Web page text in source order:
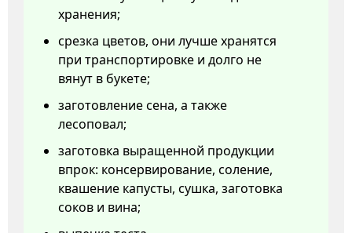
хранения;
срезка цветов, они лучше хранятся
при транспортировке и долго не
вянут в букете;
заготовление сена, а также
лесоповал;
заготовка выращенной продукции
впрок: консервирование, соление,
квашение капусты, сушка, заготовка
соков и вина;